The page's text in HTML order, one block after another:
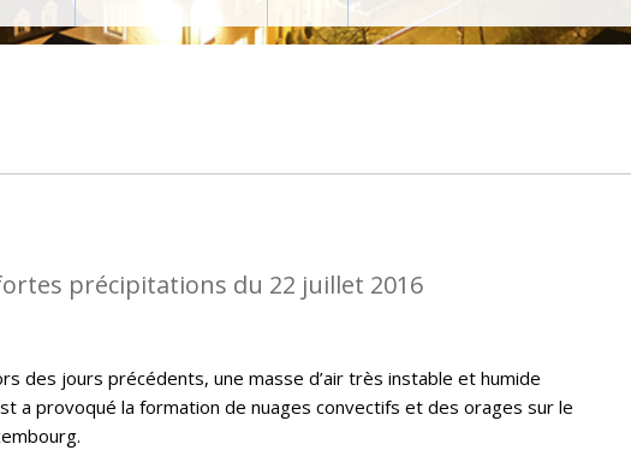
précipitations du 22 juillet 2016
des jours précédents, une masse d’air très instable et humide
a provoqué la formation de nuages convectifs et des orages sur le